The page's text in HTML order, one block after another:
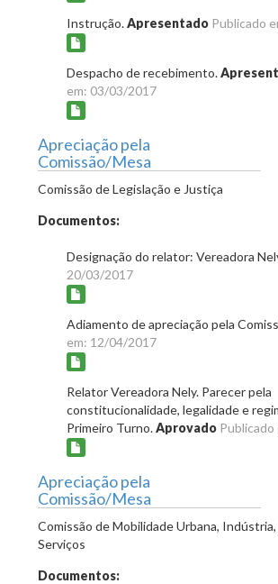
Instrução.Apresentado Publicado
Despacho de recebimento.
em: 03/03/2017
Apreciação pela
Comissão/Mesa
Comissão de Legislação e Justiça
Documentos:
Designação do relator: Vereadora
20/03/2017
Adiamento de apreciação pela
em: 12/04/2017
Relator Vereadora Nely. Parecer pela
constitucionalidade, legalidade e
Primeiro Turno.Aprovado
Apreciação pela
Comissão/Mesa
Comissão de Mobilidade Urbana,
Serviços
Documentos: